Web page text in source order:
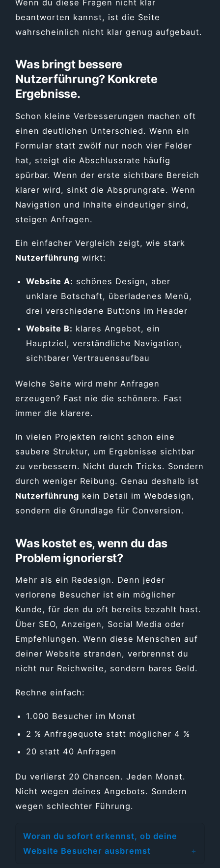
Wenn du diese Fragen nicht klar
beantworten kannst, ist die Seite
wahrscheinlich nicht klar genug aufgebaut.
Was bringt bessere
Nutzerführung? Konkrete
Ergebnisse.
Schon kleine Verbesserungen machen oft
einen deutlichen Unterschied. Wenn ein
Formular statt zwölf nur noch vier Felder
hat, steigt die Abschlussrate häufig
spürbar. Wenn der erste sichtbare Bereich
klarer wird, sinkt die Absprungrate. Wenn
Navigation und Inhalte eindeutiger sind,
steigen Anfragen.
Ein einfacher Vergleich zeigt, wie stark
Nutzerführung wirkt:
Website A: schönes Design, aber
unklare Botschaft, überladenes Menü,
drei verschiedene Buttons im Header
Website B: klares Angebot, ein
Hauptziel, verständliche Navigation,
sichtbarer Vertrauensaufbau
Welche Seite wird mehr Anfragen
erzeugen? Fast nie die schönere. Fast
immer die klarere.
In vielen Projekten reicht schon eine
saubere Struktur, um Ergebnisse sichtbar
zu verbessern. Nicht durch Tricks. Sondern
durch weniger Reibung. Genau deshalb ist
Nutzerführung kein Detail im Webdesign,
sondern die Grundlage für Conversion.
Was kostet es, wenn du das
Problem ignorierst?
Mehr als ein Redesign. Denn jeder
verlorene Besucher ist ein möglicher
Kunde, für den du oft bereits bezahlt hast.
Über SEO, Anzeigen, Social Media oder
Empfehlungen. Wenn diese Menschen auf
deiner Website stranden, verbrennst du
nicht nur Reichweite, sondern bares Geld.
Rechne einfach:
1.000 Besucher im Monat
2 % Anfragequote statt möglicher 4 %
20 statt 40 Anfragen
Du verlierst 20 Chancen. Jeden Monat.
Nicht wegen deines Angebots. Sondern
wegen schlechter Führung.
Woran du sofort erkennst, ob deine
Website Besucher ausbremst